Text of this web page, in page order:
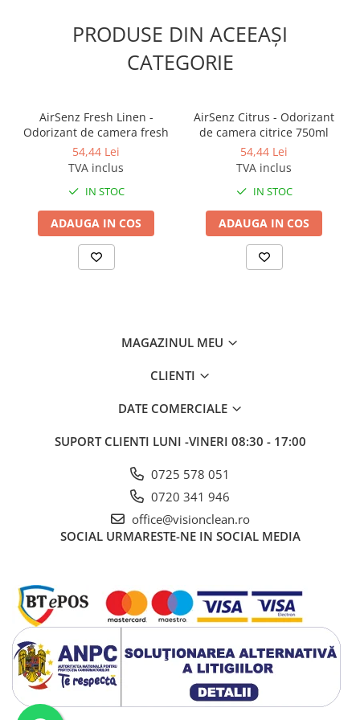
PRODUSE DIN ACEEAȘI
CATEGORIE
AirSenz Fresh Linen -
Odorizant de camera fresh
54,44 Lei
TVA inclus
IN STOC
ADAUGA IN COS
AirSenz Citrus - Odorizant
de camera citrice 750ml
54,44 Lei
TVA inclus
IN STOC
ADAUGA IN COS
MAGAZINUL MEU
CLIENTI
DATE COMERCIALE
SUPORT CLIENTI LUNI -VINERI 08:30 - 17:00
0725 578 051
0720 341 946
office@visionclean.ro
SOCIAL URMARESTE-NE IN SOCIAL MEDIA